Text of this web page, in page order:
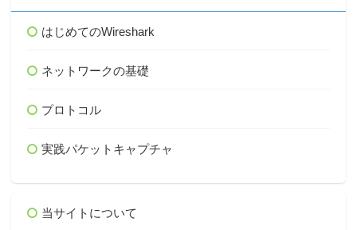
はじめてのWireshark
ネットワークの基礎
プロトコル
実践パケットキャプチャ
当サイトについて